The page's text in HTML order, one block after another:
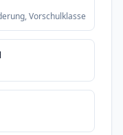
Vorschulklasse